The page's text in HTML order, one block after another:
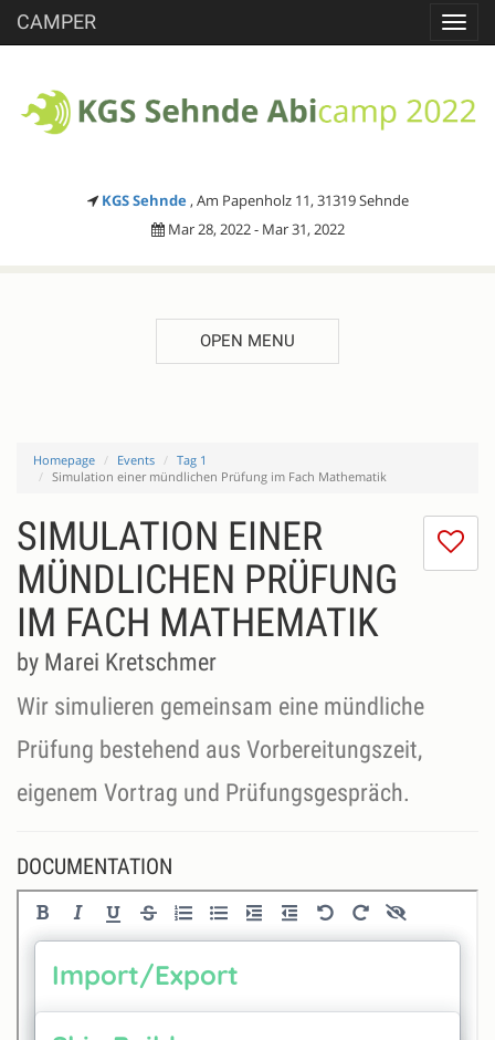
CAMPER
KGS Sehnde , Am Papenholz 11, 31319 Sehnde
Mar 28, 2022 - Mar 31, 2022
OPEN MENU
Homepage Events
Tag 1
Simulation einer mündlichen Prüfung im Fach Mathematik
I
SIMULATION EINER
MÜNDLICHEN PRÜFUNG
IM FACH MATHEMATIK
by Marei Kretschmer
Wir simulieren gemeinsam eine mündliche
Prüfung bestehend aus Vorbereitungszeit,
DOCUMENTATION